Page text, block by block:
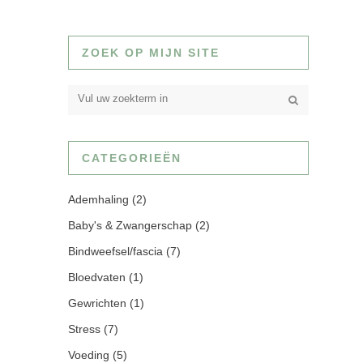
ZOEK OP MIJN SITE
CATEGORIEËN
Ademhaling (2)
Baby's & Zwangerschap (2)
Bindweefsel/fascia (7)
Bloedvaten (1)
Gewrichten (1)
Stress (7)
Voeding (5)